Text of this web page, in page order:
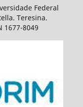
Federal
Teresina.
1677-8049